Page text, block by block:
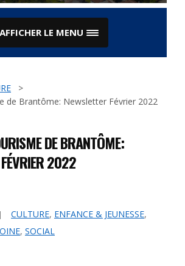
AFFICHER LE MENU
>
de Brantôme: Newsletter Février 2022
DE BRANTÔME:
2022
CULTURE, ENFANCE & JEUNESSE,
, SOCIAL